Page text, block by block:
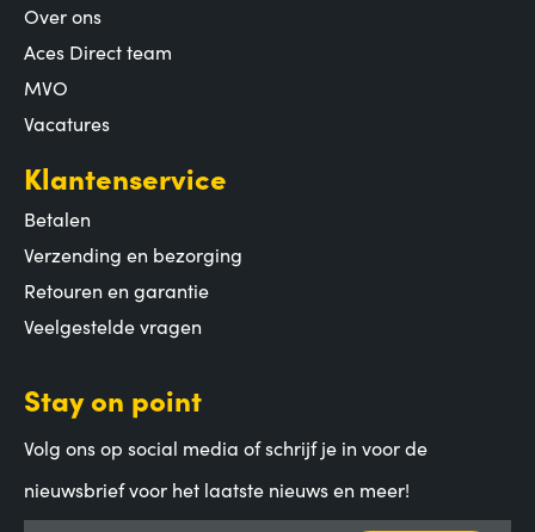
Over ons
Aces Direct team
MVO
Vacatures
Klantenservice
Betalen
Verzending en bezorging
Retouren en garantie
Veelgestelde vragen
Stay on point
Volg ons op social media of schrijf je in voor de
nieuwsbrief voor het laatste nieuws en meer!